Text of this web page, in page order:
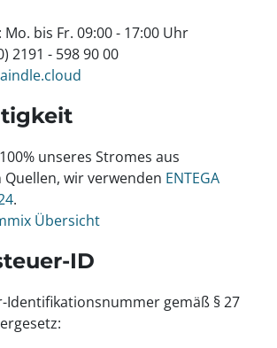
bis Fr. 09:00 - 17:00 Uhr
2191 - 598 90 00
unseres Stromes aus
wir verwenden ENTEGA
.
Übersicht
ID
Identifikationsnummer gemäß § 27